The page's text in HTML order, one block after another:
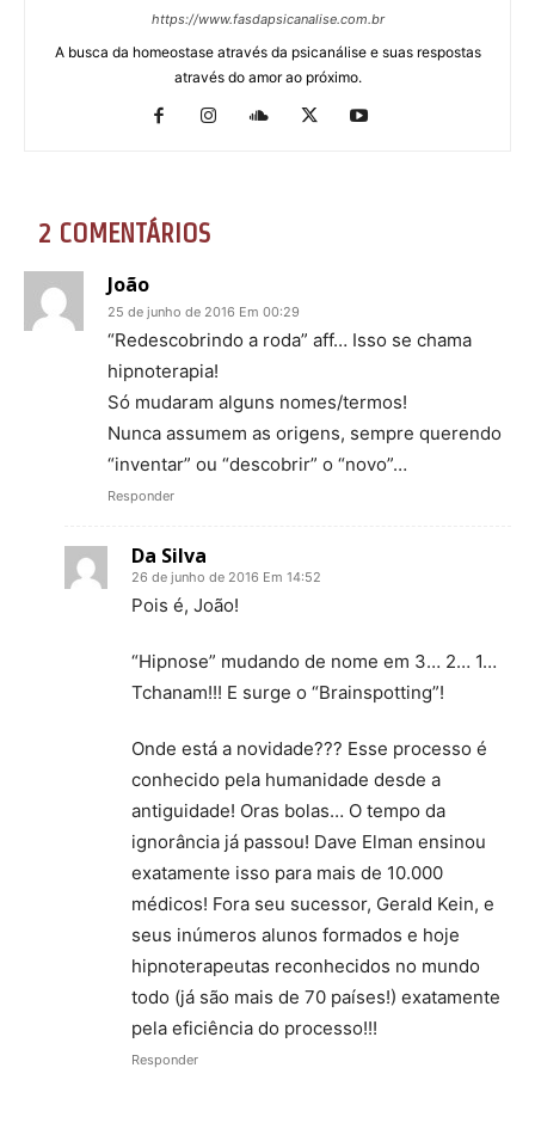
https://www.fasdapsicanalise.com.br
A busca da homeostase através da psicanálise e suas respostas
através do amor ao próximo.
2 COMENTÁRIOS
João
25 de junho de 2016 Em 00:29
“Redescobrindo a roda” aff… Isso se chama
hipnoterapia!
Só mudaram alguns nomes/termos!
Nunca assumem as origens, sempre querendo
“inventar” ou “descobrir” o “novo”…
Responder
Da Silva
26 de junho de 2016 Em 14:52
Pois é, João!
“Hipnose” mudando de nome em 3… 2… 1…
Tchanam!!! E surge o “Brainspotting”!
Onde está a novidade??? Esse processo é
conhecido pela humanidade desde a
antiguidade! Oras bolas… O tempo da
ignorância já passou! Dave Elman ensinou
exatamente isso para mais de 10.000
médicos! Fora seu sucessor, Gerald Kein, e
seus inúmeros alunos formados e hoje
hipnoterapeutas reconhecidos no mundo
todo (já são mais de 70 países!) exatamente
pela eficiência do processo!!!
Responder